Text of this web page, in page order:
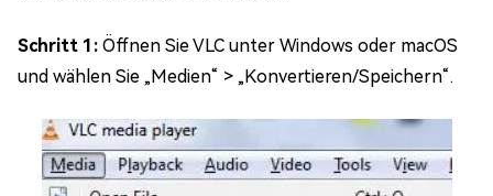
Schritt 1: Öffnen Sie VLC unter Windows oder macOS
und wählen Sie „Medien“ > „Konvertieren/Speichern“.